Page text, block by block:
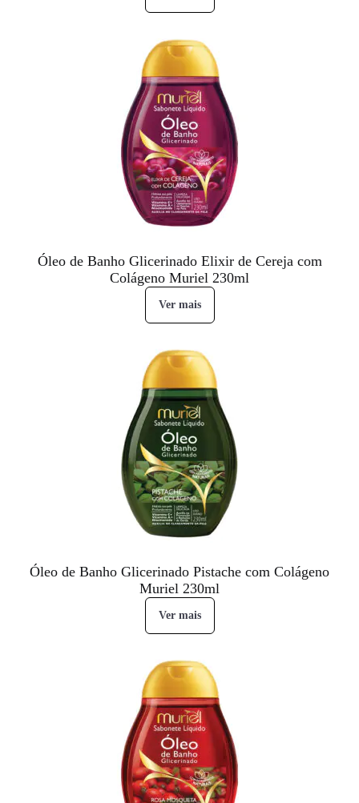
Óleo de Banho Glicerinado Elixir de Cereja com
Colágeno Muriel 230ml
Ver mais
Óleo de Banho Glicerinado Pistache com Colágeno
Muriel 230ml
Ver mais